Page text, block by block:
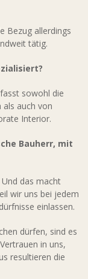
Bezug allerdings
tätig.
sowohl die
als auch von
Interior.
Bauherr, mit
das macht
wir uns bei jedem
einlassen.
dürfen, sind es
in uns,
resultieren die